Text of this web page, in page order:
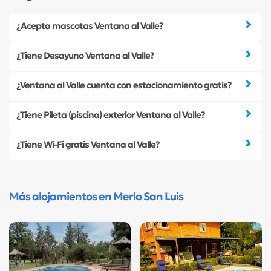
¿Acepta mascotas Ventana al Valle?
¿Tiene Desayuno Ventana al Valle?
¿Ventana al Valle cuenta con estacionamiento gratis?
¿Tiene Pileta (piscina) exterior Ventana al Valle?
¿Tiene Wi-Fi gratis Ventana al Valle?
Más alojamientos en Merlo San Luis